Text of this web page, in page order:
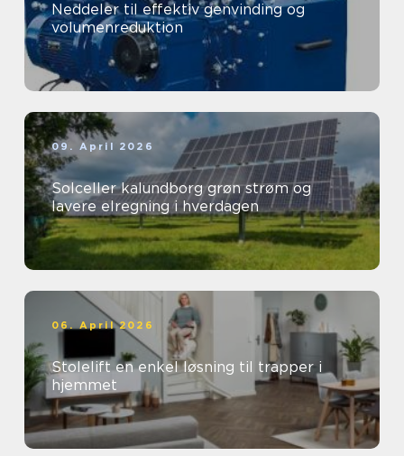
Neddeler til effektiv genvinding og
volumenreduktion
09. April 2026
Solceller kalundborg grøn strøm og
lavere elregning i hverdagen
06. April 2026
Stolelift en enkel løsning til trapper i
hjemmet